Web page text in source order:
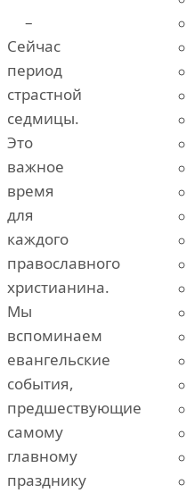
–
Сейчас
период
страстной
седмицы.
Это
важное
время
для
каждого
православного
христианина.
Мы
вспоминаем
евангельские
события,
предшествующие
самому
главному
празднику